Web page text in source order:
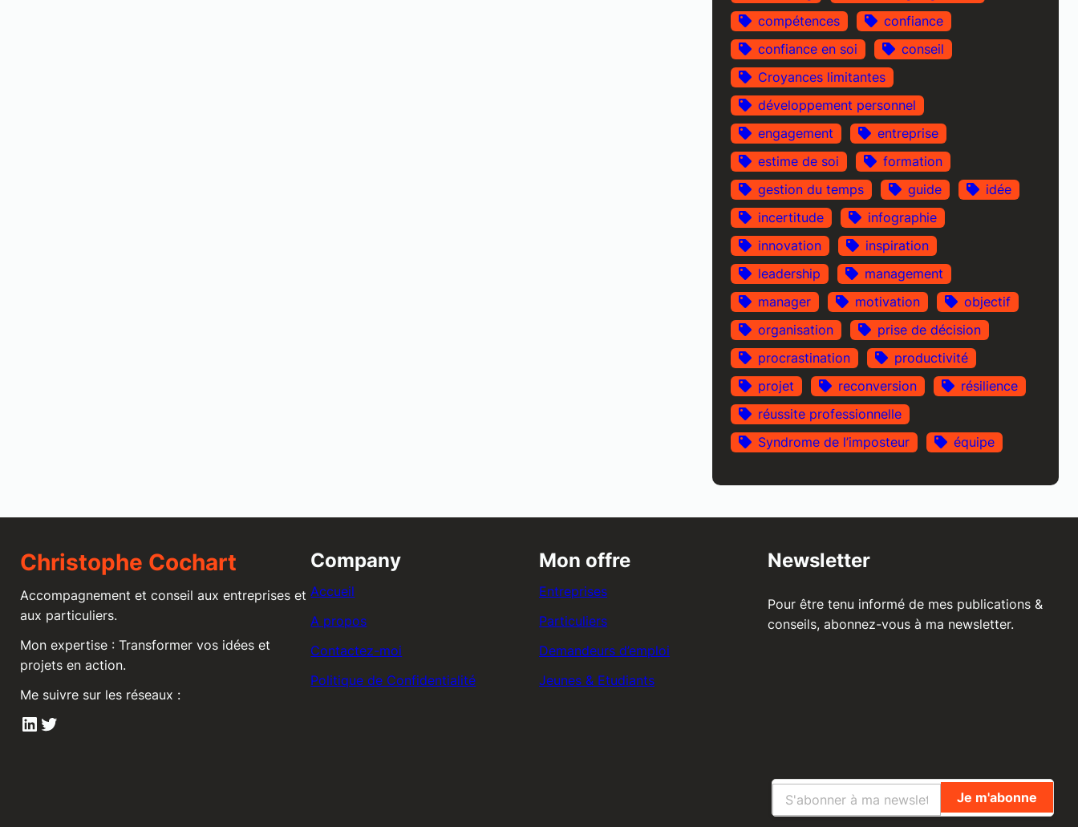
compétences
confiance
confiance en soi
conseil
Croyances limitantes
développement personnel
engagement
entreprise
estime de soi
formation
gestion du temps
guide
idée
incertitude
infographie
innovation
inspiration
leadership
management
manager
motivation
objectif
organisation
prise de décision
procrastination
productivité
projet
reconversion
résilience
réussite professionnelle
Syndrome de l’imposteur
équipe
Christophe Cochart
Accompagnement et conseil aux entreprises et
aux particuliers.
Mon expertise : Transformer vos idées et
projets en action.
Me suivre sur les réseaux :
LinkedIn Twitter
Company
Accueil
A propos
Contactez-moi
Politique de Confidentialité
Mon offre
Entreprises
Particuliers
Demandeurs d’emploi
Jeunes & Etudiants
Newsletter
Pour être tenu informé de mes publications &
conseils, abonnez-vous à ma newsletter.